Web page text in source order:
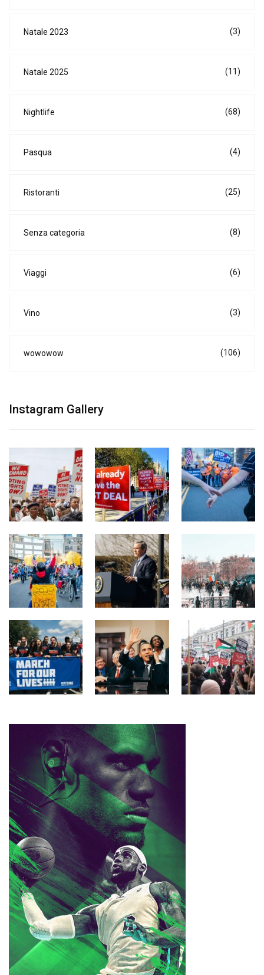
Natale 2023 (3)
Natale 2025 (11)
Nightlife (68)
Pasqua (4)
Ristoranti (25)
Senza categoria (8)
Viaggi (6)
Vino (3)
wowowow (106)
Instagram Gallery